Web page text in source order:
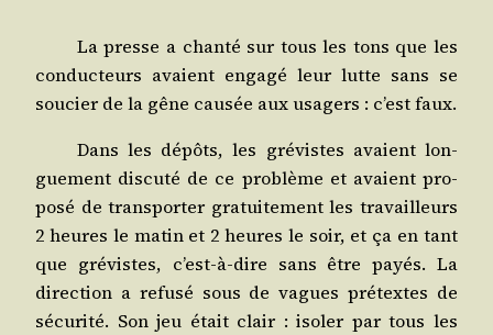
La presse a chan­té sur tous les tons que les
conduc­teurs avaient enga­gé leur lutte sans se
sou­cier de la gêne cau­sée aux usa­gers : c’est faux.
Dans les dépôts, les gré­vistes avaient lon­
gue­ment dis­cu­té de ce pro­blème et avaient pro­
po­sé de trans­por­ter gra­tui­te­ment les tra­vailleurs
2 heures le matin et 2 heures le soir, et ça en tant
que gré­vistes, c’est-à-dire sans être payés. La
direc­tion a refu­sé sous de vagues pré­textes de
sécu­ri­té. Son jeu était clair : iso­ler par tous les